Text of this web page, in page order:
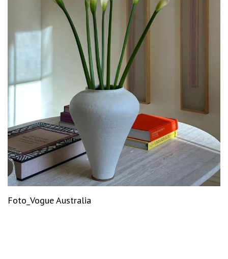
Foto_Vogue Australia